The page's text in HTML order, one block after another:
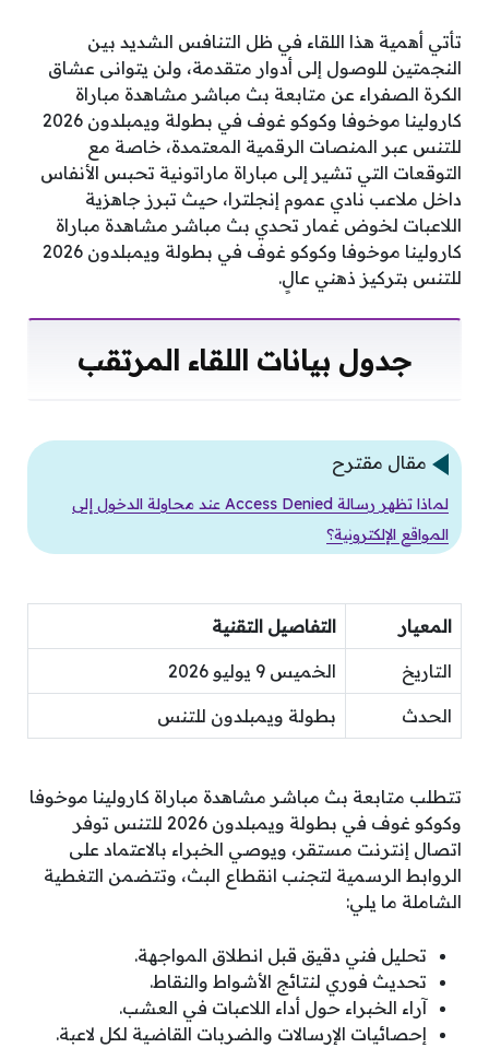
تأتي أهمية هذا اللقاء في ظل التنافس الشديد بين
النجمتين للوصول إلى أدوار متقدمة، ولن يتوانى عشاق
الكرة الصفراء عن متابعة بث مباشر مشاهدة مباراة
كارولينا موخوفا وكوكو غوف في بطولة ويمبلدون 2026
للتنس عبر المنصات الرقمية المعتمدة، خاصة مع
التوقعات التي تشير إلى مباراة ماراتونية تحبس الأنفاس
داخل ملاعب نادي عموم إنجلترا، حيث تبرز جاهزية
اللاعبات لخوض غمار تحدي بث مباشر مشاهدة مباراة
كارولينا موخوفا وكوكو غوف في بطولة ويمبلدون 2026
للتنس بتركيز ذهني عالٍ.
جدول بيانات اللقاء المرتقب
مقال مقترح
لماذا تظهر رسالة Access Denied عند محاولة الدخول إلى
المواقع الإلكترونية؟
المعيار التفاصيل التقنية
التاريخ الخميس 9 يوليو 2026
الحدث بطولة ويمبلدون للتنس
تتطلب متابعة بث مباشر مشاهدة مباراة كارولينا موخوفا
وكوكو غوف في بطولة ويمبلدون 2026 للتنس توفر
اتصال إنترنت مستقر، ويوصي الخبراء بالاعتماد على
الروابط الرسمية لتجنب انقطاع البث، وتتضمن التغطية
الشاملة ما يلي:
تحليل فني دقيق قبل انطلاق المواجهة.
تحديث فوري لنتائج الأشواط والنقاط.
آراء الخبراء حول أداء اللاعبات في العشب.
إحصائيات الإرسالات والضربات القاضية لكل لاعبة.